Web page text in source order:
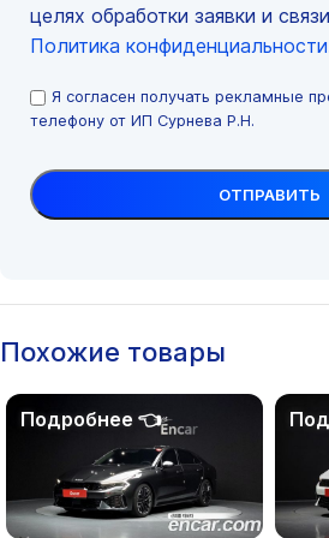
целях обработки заявки и
Политика конфиденциальности
Я согласен получать рекламные
телефону от ИП Сурнева Р.Н.
Похожие товары